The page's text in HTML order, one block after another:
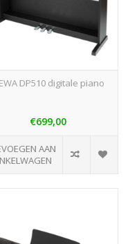
DP510 digitale piano
€699,00
AAN